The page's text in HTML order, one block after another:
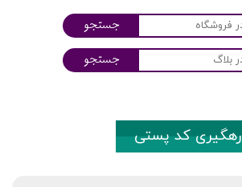
جستجو
جستجو
رهگیری کد پستی